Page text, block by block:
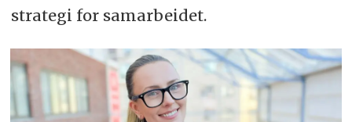
strategi for samarbeidet.